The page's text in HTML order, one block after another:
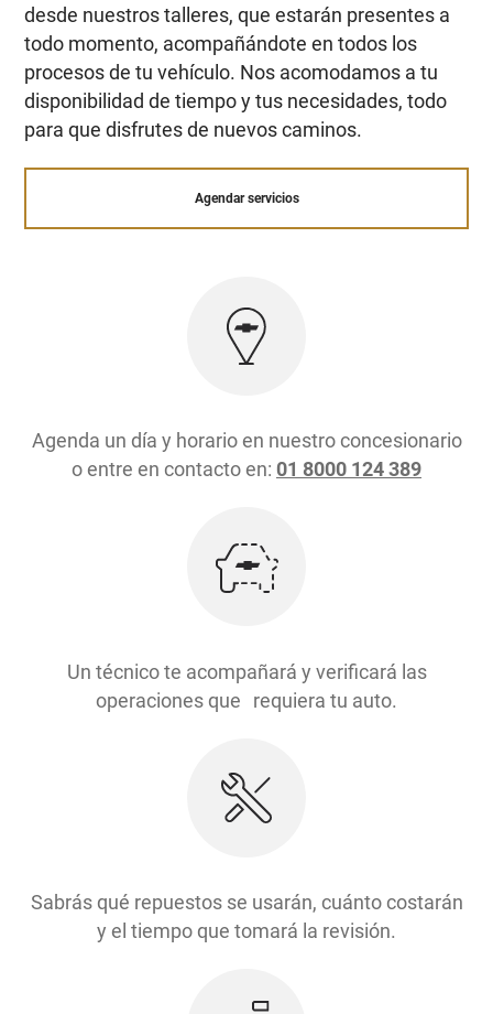
desde nuestros talleres, que estarán presentes a
todo momento, acompañándote en todos los
procesos de tu vehículo. Nos acomodamos a tu
disponibilidad de tiempo y tus necesidades, todo
para que disfrutes de nuevos caminos.
Agendar servicios
Agenda un día y horario en nuestro concesionario
o entre en contacto en: 01 8000 124 389
Un técnico te acompañará y verificará las
operaciones que requiera tu auto.
Sabrás qué repuestos se usarán, cuánto costarán
y el tiempo que tomará la revisión.